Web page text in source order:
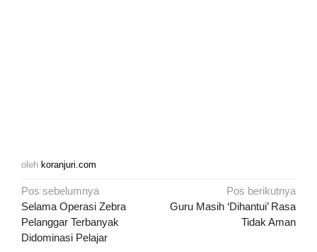
oleh koranjuri.com
Navigasi
pos
Pos sebelumnya
Selama Operasi Zebra
Pelanggar Terbanyak
Didominasi Pelajar
Pos berikutnya
Guru Masih ‘Dihantui’ Rasa
Tidak Aman